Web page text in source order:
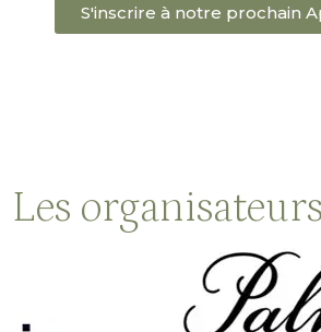
S'inscrire à notre prochain
Les